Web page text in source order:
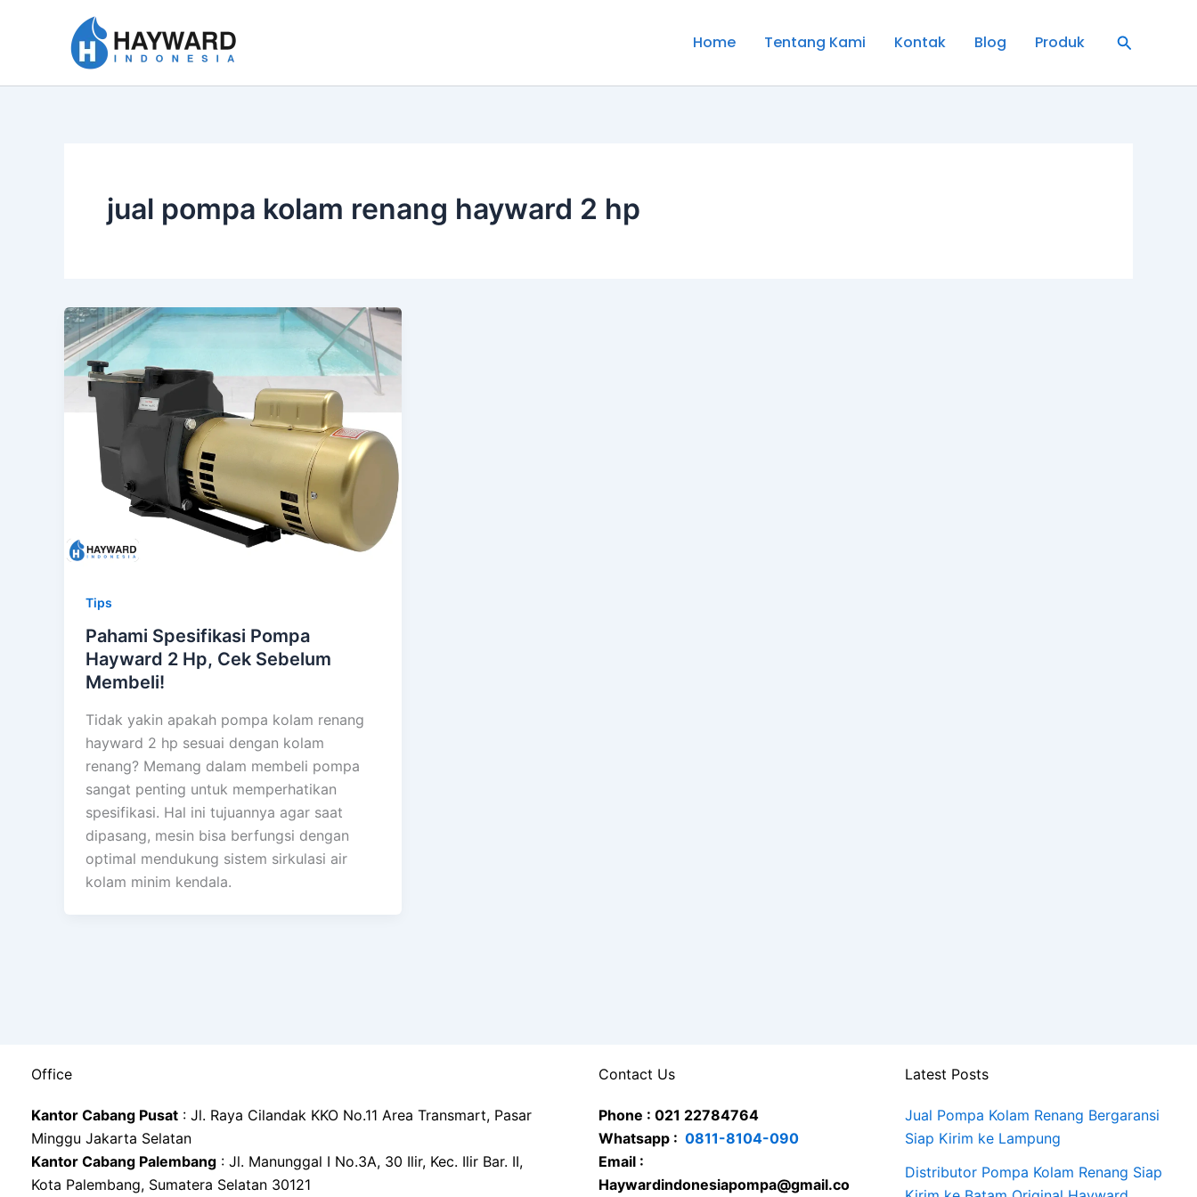
Home Tentang Kami Kontak Blog Produk Cari
jual pompa kolam renang hayward 2 hp
Tips
Pahami Spesifikasi Pompa
Hayward 2 Hp, Cek Sebelum
Membeli!
Tidak yakin apakah pompa kolam renang
hayward 2 hp sesuai dengan kolam
renang? Memang dalam membeli pompa
sangat penting untuk memperhatikan
spesifikasi. Hal ini tujuannya agar saat
dipasang, mesin bisa berfungsi dengan
optimal mendukung sistem sirkulasi air
kolam minim kendala.
Office
Kantor Cabang Pusat : Jl. Raya Cilandak KKO No.11 Area Transmart, Pasar
Minggu Jakarta Selatan
Kantor Cabang Palembang : Jl. Manunggal I No.3A, 30 Ilir, Kec. Ilir Bar. II,
Kota Palembang, Sumatera Selatan 30121
Contact Us
Phone : 021 22784764
Whatsapp : 0811-8104-090
Email :
Haywardindonesiapompa@gmail.co
Latest Posts
Jual Pompa Kolam Renang Bergaransi
Siap Kirim ke Lampung
Distributor Pompa Kolam Renang Siap